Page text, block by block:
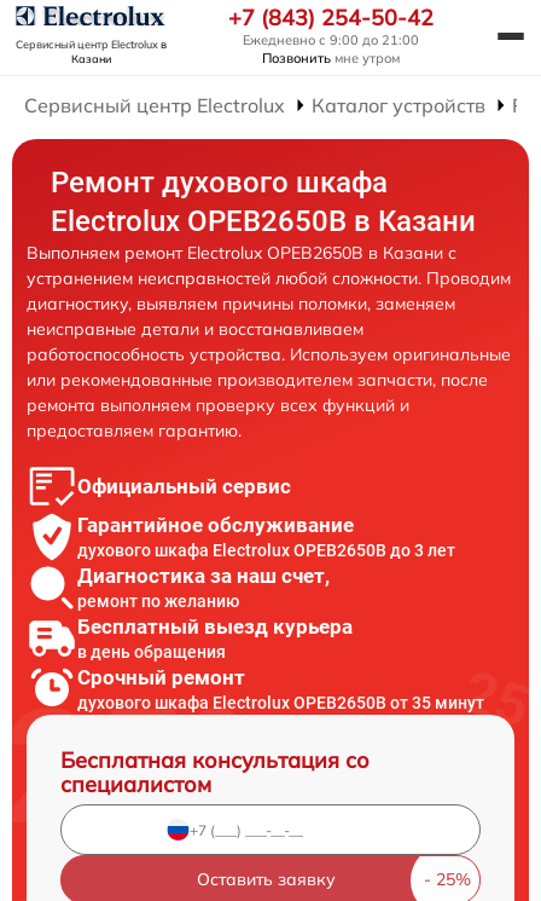
Сервисный центр Electroluxв
Казани
+7 (843) 254-50-42
Ежедневно с 9:00 до 21:00
Позвонить мне утром
Сервисный центр Electrolux Каталог устройств
Ремонт духового шкафа
Electrolux OPEB2650B в Казани
Выполняем ремонт Electrolux OPEB2650B в Казани с
устранением неисправностей любой сложности. Проводим
диагностику, выявляем причины поломки, заменяем
неисправные детали и восстанавливаем
работоспособность устройства. Используем оригинальные
или рекомендованные производителем запчасти, после
ремонта выполняем проверку всех функций и
предоставляем гарантию.
Официальный сервис
Гарантийное обслуживание
духового шкафа Electrolux OPEB2650B до 3 лет
Диагностика за наш счет,
ремонт по желанию
Бесплатный выезд курьера
в день обращения
Срочный ремонт
духового шкафа Electrolux OPEB2650B от 35 минут
Бесплатная консультация со
специалистом
Оставить заявку